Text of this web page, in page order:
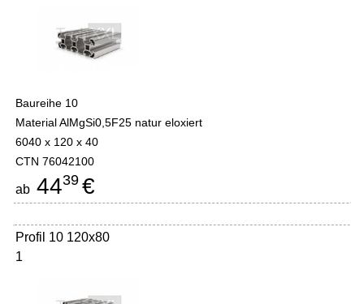
Baureihe 10
Material AlMgSi0,5F25 natur eloxiert
6040 x 120 x 40
CTN 76042100
ab 4439 €
Profil 10 120x80
1